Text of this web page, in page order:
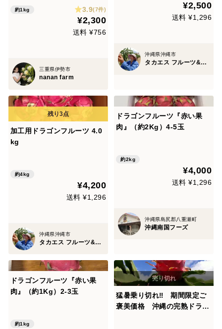
約1kg 3.9(7件)
¥2,300
送料 ¥756
三重県伊勢市
nanan farm
¥2,500
送料 ¥1,296
沖縄県沖縄市
タカエス フルーツ&ベジタブル
加工用ドラゴンフルーツ 4.0
kg
約4kg
¥4,200
送料 ¥1,296
沖縄県沖縄市
タカエス フルーツ&ベジタブル
ドラゴンフルーツ『赤い果
肉』（約2Kg）4-5玉
約2kg
¥4,000
送料 ¥1,296
沖縄県島尻郡八重瀬町
沖縄南国フーズ
ドラゴンフルーツ『赤い果
肉』（約1Kg）2-3玉
約1kg
猛暑乗り切れ‼ 期間限定ご
褒美価格 沖縄の完熟ドラゴ